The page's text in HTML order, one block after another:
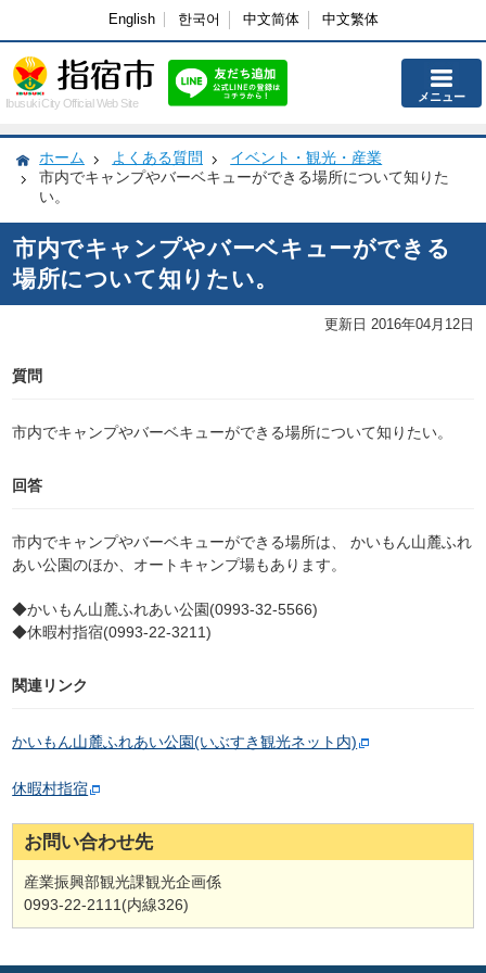
English 한국어 中文简体 中文繁体
Ibusuki City Official Web Site メニュー
ホーム よくある質問
イベント・観光・産業
市内でキャンプやバーベキューができる場所について知りた
い。
市内でキャンプやバーベキューができる
場所について知りたい。
更新日 2016年04月12日
質問
市内でキャンプやバーベキューができる場所について知りたい。
回答
市内でキャンプやバーベキューができる場所は、 かいもん山麓ふれ
あい公園のほか、オートキャンプ場もあります。
◆かいもん山麓ふれあい公園(0993-32-5566)
◆休暇村指宿(0993-22-3211)
関連リンク
かいもん山麓ふれあい公園(いぶすき観光ネット内)
休暇村指宿
お問い合わせ先
産業振興部観光課観光企画係
0993-22‐2111(内線326)